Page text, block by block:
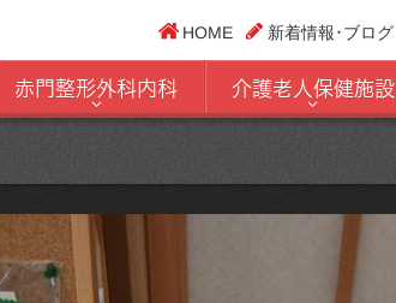
HOME 新着情報･ブログ
赤門整形外科内科 介護老人保健施設